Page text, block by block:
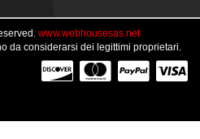
www.webhousesas.net
da considerarsi dei legittimi proprietari.